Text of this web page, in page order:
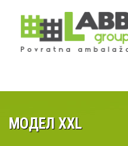
МОДЕЛ XXL